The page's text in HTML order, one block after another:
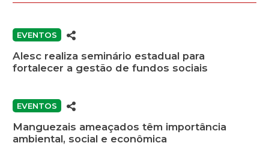
EVENTOS
Alesc realiza seminário estadual para
fortalecer a gestão de fundos sociais
EVENTOS
Manguezais ameaçados têm importância
ambiental, social e econômica